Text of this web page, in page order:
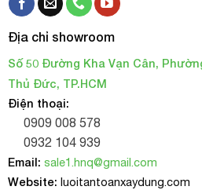
Địa chỉ showroom
Số 50 Đường Kha Vạn Cân,
Thủ Đức, TP.HCM
Điện thoại:
0909 008 578
0932 104 939
Email: sale1.hnq@gmail.com
Website: luoitantoanxaydung.com